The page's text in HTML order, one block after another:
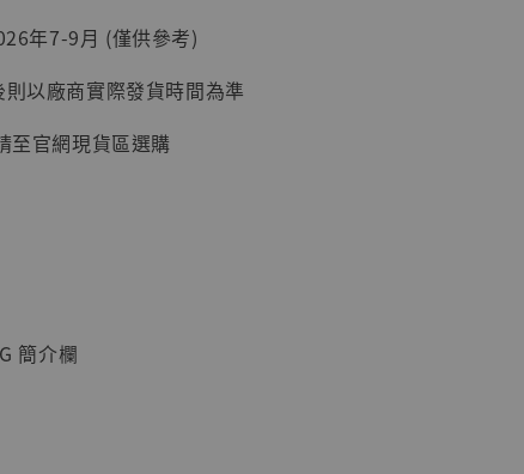
加購優惠【讓子彈飛 鵝城縣長 張麻子 [BK01]】
長 張麻
年7-9月 (僅供參考)
以廠商實際發貨時間為準
至官網現貨區選購
簡介欄